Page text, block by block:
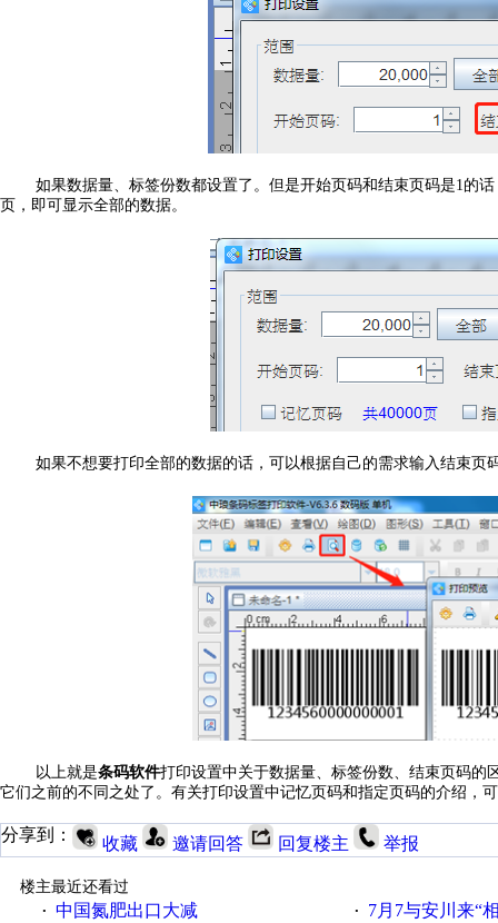
如果数据量、标签份数都设置了。但是开始页码和结束页码是1的
页，即可显示全部的数据。
如果不想要打印全部的数据的话，可以根据自己的需求输入结束页
以上就是条码软件打印设置中关于数据量、标签份数、结束页码的
它们之前的不同之处了。有关打印设置中记忆页码和指定页码的介绍，
分享到： 收藏 邀请回答 回复楼主 举报
楼主最近还看过
· 中国氮肥出口大减 · 7月7与安川来“